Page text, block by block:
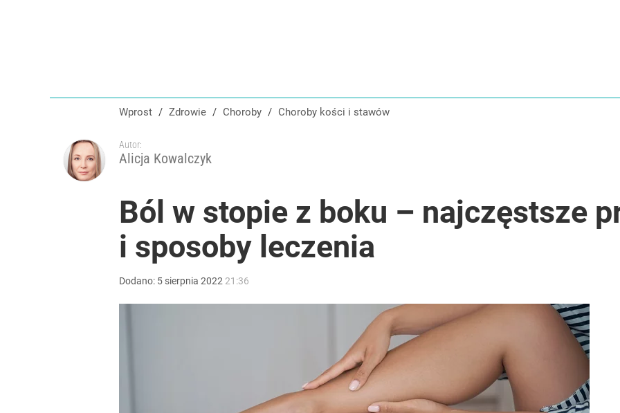
Wprost / Zdrowie / Choroby / Choroby kości i stawów
Autor:
Alicja Kowalczyk
Ból w stopie z boku – najczęstsze
i sposoby leczenia
Dodano: 5 sierpnia 2022 21:36